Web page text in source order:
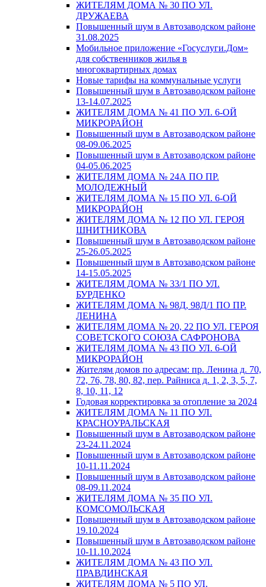
ЖИТЕЛЯМ ДОМА № 30 ПО УЛ.
ДРУЖАЕВА
Повышенный шум в Автозаводском районе
31.08.2025
Мобильное приложение «Госуслуги.Дом»
для собственников жилья в
многоквартирных домах
Новые тарифы на коммунальные услуги
Повышенный шум в Автозаводском районе
13-14.07.2025
ЖИТЕЛЯМ ДОМА № 41 ПО УЛ. 6-ОЙ
МИКРОРАЙОН
Повышенный шум в Автозаводском районе
08-09.06.2025
Повышенный шум в Автозаводском районе
04-05.06.2025
ЖИТЕЛЯМ ДОМА № 24А ПО ПР.
МОЛОДЕЖНЫЙ
ЖИТЕЛЯМ ДОМА № 15 ПО УЛ. 6-ОЙ
МИКРОРАЙОН
ЖИТЕЛЯМ ДОМА № 12 ПО УЛ. ГЕРОЯ
ШНИТНИКОВА
Повышенный шум в Автозаводском районе
25-26.05.2025
Повышенный шум в Автозаводском районе
14-15.05.2025
ЖИТЕЛЯМ ДОМА № 33/1 ПО УЛ.
БУРДЕНКО
ЖИТЕЛЯМ ДОМА № 98Д, 98Д/1 ПО ПР.
ЛЕНИНА
ЖИТЕЛЯМ ДОМА № 20, 22 ПО УЛ. ГЕРОЯ
СОВЕТСКОГО СОЮЗА САФРОНОВА
ЖИТЕЛЯМ ДОМА № 43 ПО УЛ. 6-ОЙ
МИКРОРАЙОН
Жителям домов по адресам: пр. Ленина д. 70,
72, 76, 78, 80, 82, пер. Райниса д. 1, 2, 3, 5, 7,
8, 10, 11, 12
Годовая корректировка за отопление за 2024
ЖИТЕЛЯМ ДОМА № 11 ПО УЛ.
КРАСНОУРАЛЬСКАЯ
Повышенный шум в Автозаводском районе
23-24.11.2024
Повышенный шум в Автозаводском районе
10-11.11.2024
Повышенный шум в Автозаводском районе
08-09.11.2024
ЖИТЕЛЯМ ДОМА № 35 ПО УЛ.
КОМСОМОЛЬСКАЯ
Повышенный шум в Автозаводском районе
19.10.2024
Повышенный шум в Автозаводском районе
10-11.10.2024
ЖИТЕЛЯМ ДОМА № 43 ПО УЛ.
ПРАВДИНСКАЯ
ЖИТЕЛЯМ ДОМА № 5 ПО УЛ.